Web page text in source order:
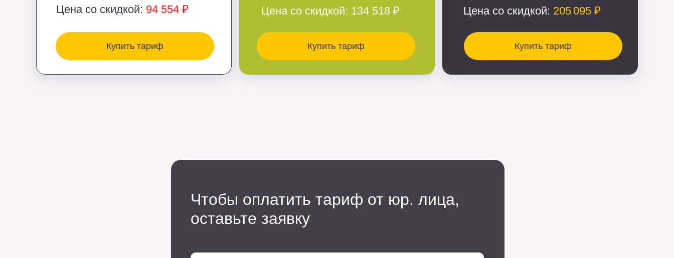
Цена со скидкой: 94 554 ₽ Цена со скидкой: 134 518 ₽ Цена со скидкой: 205 095 ₽
Купить тариф
Купить тариф
Купить тариф
Регистрируйтесь и забирайте
проверенные стратегиидля
роста продаж
Чтобы оплатить тариф от юр. лица,
оставьте заявку